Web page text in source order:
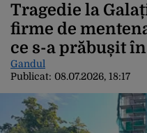
Tragedie la
firme de
ce s-a prăbușit
Gandul
Publicat: 08.07.2026, 18:17